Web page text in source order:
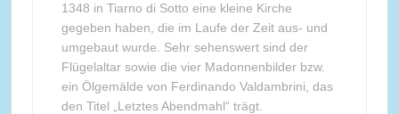
1348 in Tiarno di Sotto eine kleine Kirche
gegeben haben, die im Laufe der Zeit aus- und
umgebaut wurde. Sehr sehenswert sind der
Flügelaltar sowie die vier Madonnenbilder bzw.
ein Ölgemälde von Ferdinando Valdambrini, das
den Titel „Letztes Abendmahl“ trägt.